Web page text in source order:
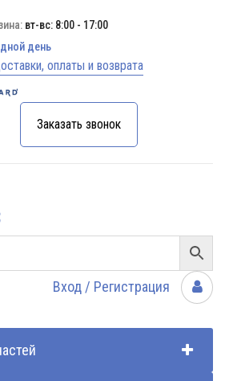
вт-вс: 8:00 - 17:00
день
оплаты и возврата
Заказать звонок
Вход / Регистрация